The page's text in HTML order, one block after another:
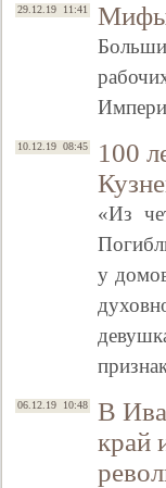
29.12.19 11:41 Мифы
10.12.19 08:45
100
«Из
у
06.12.19 10:48
В
край